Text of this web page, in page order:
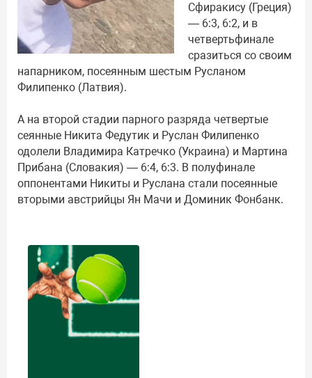
Сфиракису (Греция)
— 6:3, 6:2, и в
четвертьфинале
сразиться со своим
напарником, посеянным шестым Русланом
Филипенко (Латвия).
А на второй стадии парного разряда четвертые
сеянные Никита Федутик и Руслан Филипенко
одолели Владимира Катречко (Украина) и Мартина
Прибана (Словакия) — 6:4, 6:3. В полуфинале
оппонентами Никиты и Руслана стали посеянные
вторыми австрийцы Ян Мачи и Доминик Фонбанк.